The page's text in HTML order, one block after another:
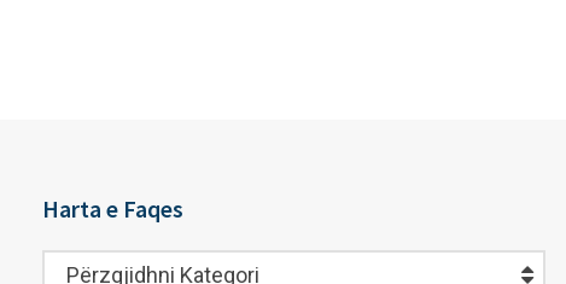
Harta e Faqes
Harta
Përzgjidhni Kategori